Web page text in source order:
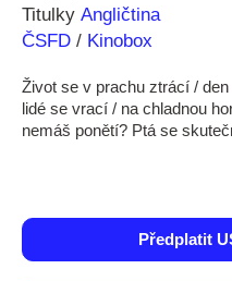
Titulky Angličtina
ČSFD / Kinobox
Život se v prachu ztrácí /
lidé se vrací / na chladnou
nemáš ponětí? Ptá se
Předplatit